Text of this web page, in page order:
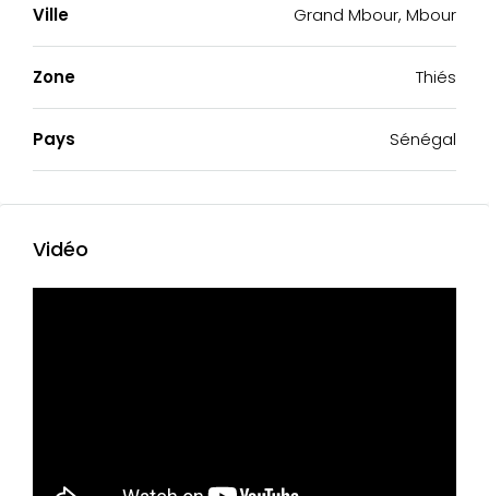
Ville Grand Mbour, Mbour
Zone Thiés
Pays Sénégal
Vidéo